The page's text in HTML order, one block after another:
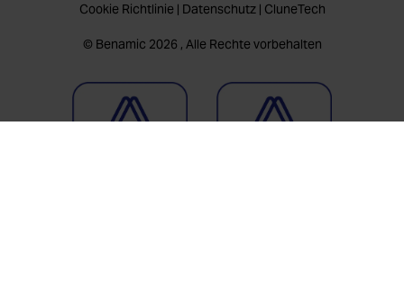
Cookie Richtlinie | Datenschutz| CluneTech
© Benamic 2026 , Alle Rechte vorbehalten